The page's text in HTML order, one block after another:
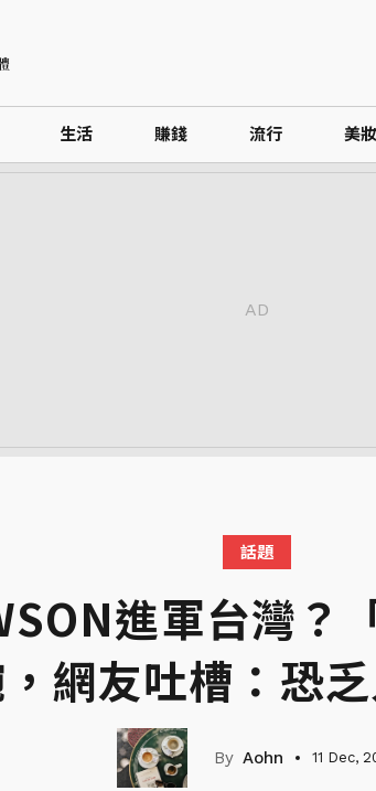
生活 賺錢 流行 美妝
話題
進軍台灣？
網友吐槽：恐乏
Aohn 11 Dec,